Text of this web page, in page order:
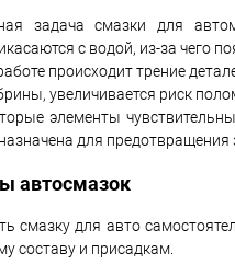
задача смазки для
с водой, из-за чего
происходит трение
увеличивается риск
элементы
для предотвращения
автосмазок
смазку для авто
составу и присадкам.